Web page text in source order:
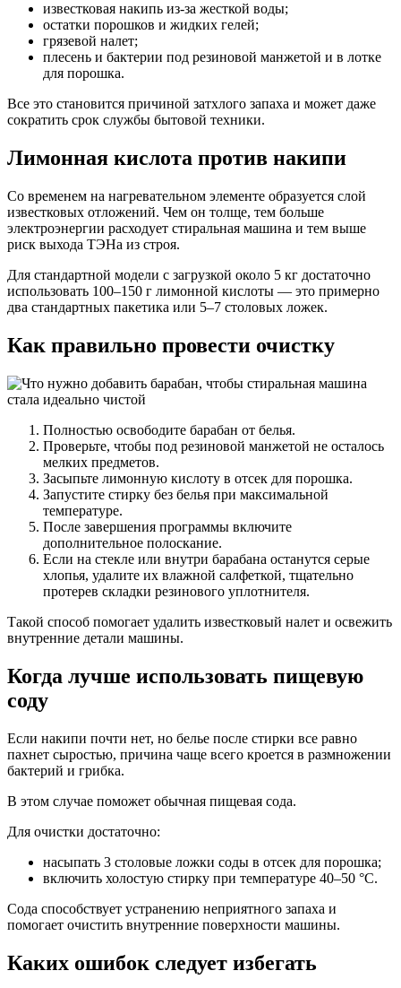
известковая накипь из-за жесткой воды;
остатки порошков и жидких гелей;
грязевой налет;
плесень и бактерии под резиновой манжетой и в лотке
для порошка.
Все это становится причиной затхлого запаха и может даже
сократить срок службы бытовой техники.
Лимонная кислота против накипи
Со временем на нагревательном элементе образуется слой
известковых отложений. Чем он толще, тем больше
электроэнергии расходует стиральная машина и тем выше
риск выхода ТЭНа из строя.
Для стандартной модели с загрузкой около 5 кг достаточно
использовать 100–150 г лимонной кислоты — это примерно
два стандартных пакетика или 5–7 столовых ложек.
Как правильно провести очистку
Полностью освободите барабан от белья.
Проверьте, чтобы под резиновой манжетой не осталось
мелких предметов.
Засыпьте лимонную кислоту в отсек для порошка.
Запустите стирку без белья при максимальной
температуре.
После завершения программы включите
дополнительное полоскание.
Если на стекле или внутри барабана останутся серые
хлопья, удалите их влажной салфеткой, тщательно
протерев складки резинового уплотнителя.
Такой способ помогает удалить известковый налет и освежить
внутренние детали машины.
Когда лучше использовать пищевую
соду
Если накипи почти нет, но белье после стирки все равно
пахнет сыростью, причина чаще всего кроется в размножении
бактерий и грибка.
В этом случае поможет обычная пищевая сода.
Для очистки достаточно:
насыпать 3 столовые ложки соды в отсек для порошка;
включить холостую стирку при температуре 40–50 °C.
Сода способствует устранению неприятного запаха и
помогает очистить внутренние поверхности машины.
Каких ошибок следует избегать